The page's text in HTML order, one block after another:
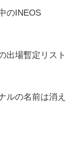
のINEOS
出場暫定リスト
ルの名前は消え